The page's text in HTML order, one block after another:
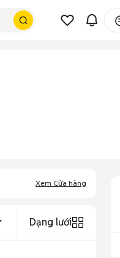
Xem Cửa hàng
Dạng lưới